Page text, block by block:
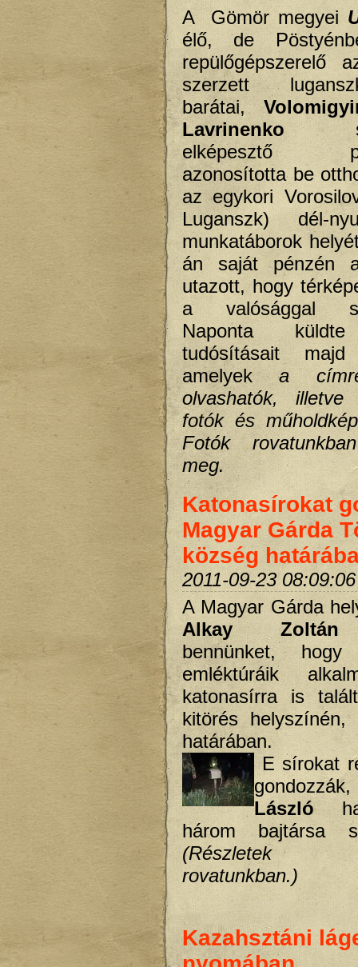
A Gömör megyei
élő, de
repülőgépszerelő
szerzett
barátai,
Lavrinenko
elképesztő
azonosította be
az egykori
Luganszk) dél-
munkatáborok
án saját pénzén
utazott, hogy
a valósággal
Naponta
tudósításait majd
amelyeka
olvashatók,
fotók és
Fotók
meg.
Katonasírokat
Magyar Gárda
község
2011-09-23 08:09:06
A Magyar Gárda
Alkay Zoltán
bennünket, hogy
emléktúráik
katonasírra is
kitörés helyszínén,
határában.
E sírokat
László
három bajtársa
(Részletek
rovatunkban.)
Kazahsztáni